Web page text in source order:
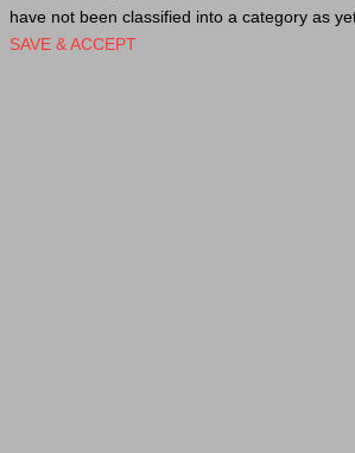
have not been classified into a category as
SAVE & ACCEPT